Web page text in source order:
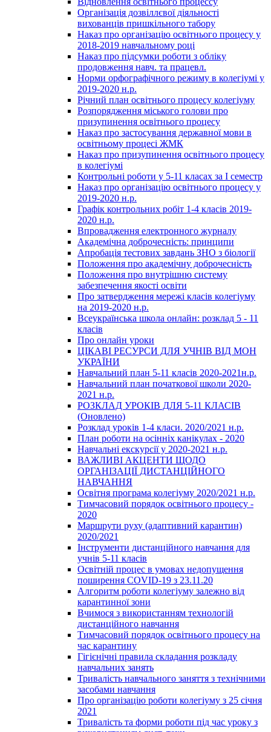
Організація дозвіллєвої діяльності
вихованців пришкільного табору
Наказ про організацію освітнього процесу у
2018-2019 навчальному році
Наказ про підсумки роботи з обліку
продовження навч. та працевл.
Норми орфографічного режиму в колегіумі у
2019-2020 н.р.
Річний план освітнього процесу колегіуму
Розпорядження міського голови про
призупинення освітнього процесу
Наказ про застосування державної мови в
освітньому процесі ЖМК
Наказ про призупинення освітнього процесу
в колегіумі
Контрольні роботи у 5-11 класах за І семестр
Наказ про організацію освітнього процесу у
2019-2020 н.р.
Графік контрольних робіт 1-4 класів 2019-
2020 н.р.
Впровадження електронного журналу
Академічна доброчесність: принципи
Апробація тестових завдань ЗНО з біології
Положення про академічну доброчесність
Положення про внутрішню систему
забезпечення якості освіти
Про затвердження мережі класів колегіуму
на 2019-2020 н.р.
Всеукраїнська школа онлайн: розклад 5 - 11
класів
Про онлайн уроки
ЦІКАВІ РЕСУРСИ ДЛЯ УЧНІВ ВІД МОН
УКРАЇНИ
Навчальний план 5-11 класів 2020-2021н.р.
Навчальний план початкової школи 2020-
2021 н.р.
РОЗКЛАД УРОКІВ ДЛЯ 5-11 КЛАСІВ
(Оновлено)
Розклад уроків 1-4 класи. 2020/2021 н.р.
План роботи на осінніх канікулах - 2020
Навчальні екскурсії у 2020-2021 н.р.
ВАЖЛИВІ АКЦЕНТИ ЩОДО
ОРГАНІЗАЦІЇ ДИСТАНЦІЙНОГО
НАВЧАННЯ
Освітня програма колегіуму 2020/2021 н.р.
Тимчасовий порядок освітнього процесу -
2020
Маршрути руху (адаптивний карантин)
2020/2021
Інструменти дистанційного навчання для
учнів 5-11 класів
Освітній процес в умовах недопущення
поширення COVID-19 з 23.11.20
Алгоритм роботи колегіуму залежно від
карантинної зони
Вчимося з використанням технологій
дистанційного навчання
Тимчасовий порядок освітнього процесу на
час карантину
Гігієнічні правила складання розкладу
навчальних занять
Тривалість навчального заняття з технічними
засобами навчання
Про організацію роботи колегіуму з 25 січня
2021
Тривалість та форми роботи під час уроку з